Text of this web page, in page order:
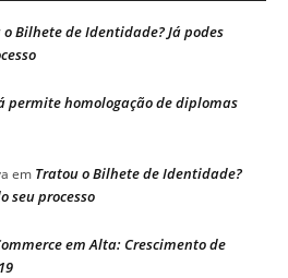
o Bilhete de Identidade? Já podes
permite homologação de diplomas
em Tratou o Bilhete de Identidade?
seu processo
em Alta: Crescimento de